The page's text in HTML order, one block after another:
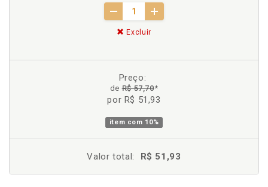
Excluir
Preço:
deR$ 57,70*
por R$ 51,93
item com 10%
Valor total: R$ 51,93